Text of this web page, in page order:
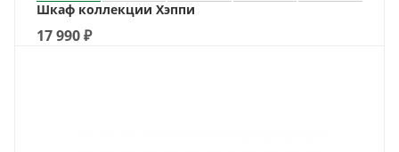
Шкаф коллекции Хэппи
17 990₽